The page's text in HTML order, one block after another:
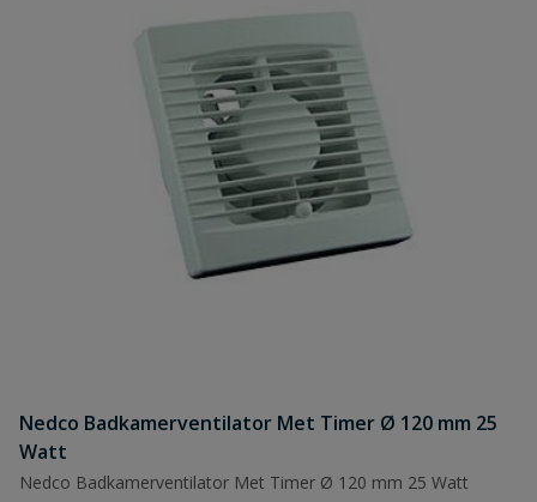
Nedco Badkamerventilator Met Timer Ø 120 mm 25
Watt
Nedco Badkamerventilator Met Timer Ø 120 mm 25 Watt